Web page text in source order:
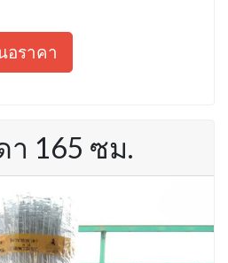
อราคา
า 165 ซม.